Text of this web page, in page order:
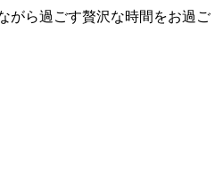
がら過ごす贅沢な時間をお過ご